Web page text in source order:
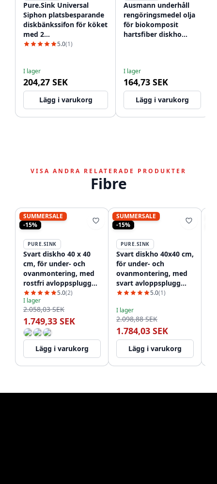
Pure.Sink Universal
Siphon platsbesparande
diskbänkssifon för köket
med 2
diskmaskinsanslutningar
5.0(1)
I lager
204,27 SEK
Lägg i varukorg
Ausmann underhåll
rengöringsmedel olja
för biokomposit
hartsfiber diskho
I lager
164,73 SEK
Lägg i varukorg
VISA ANDRA RELATERADE PRODUKTER
Fibre
SUMMERSALE
-15%
PURE.SINK
Svart diskho 40 x 40
cm, för under- och
ovanmontering, med
rostfri avloppsplugg
12089563905.0(2)
I lager
2.058,03 SEK
1.749,33 SEK
Lägg i varukorg
SUMMERSALE
-15%
PURE.SINK
Svart diskho 40x40 cm,
för under- och
ovanmontering, med
svart avloppsplugg
12089563915.0(1)
I lager
2.098,88 SEK
1.784,03 SEK
Lägg i varukorg